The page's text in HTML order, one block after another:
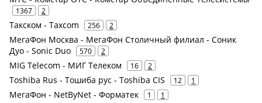
1367 2
Такском - Taxcom 256 2
МегаФон Москва - МегаФон Столичный филиал - Соник
Дуо - Sonic Duo
570 2
MIG Telecom - МИГ Телеком 16 2
Toshiba Rus - Тошиба рус - Toshiba CIS 12 1
МегаФон - NetByNet - Форматек 1 1